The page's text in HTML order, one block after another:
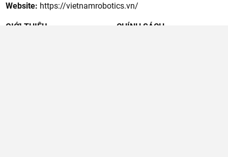
Website: https://vietnamrobotics.vn/
GIỚI THIỆU CHÍNH SÁCH